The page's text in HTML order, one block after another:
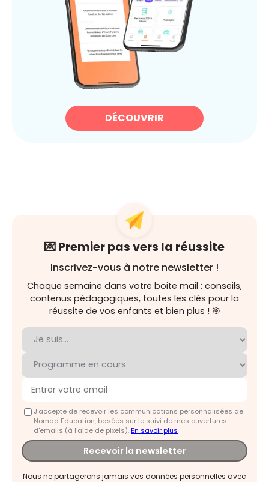
DÉCOUVRIR
💌 Premier pas vers la réussite
Inscrivez-vous à notre newsletter !
Chaque semaine dans votre boite mail : conseils,
contenus pédagogiques, toutes les clés pour la
réussite de vos enfants et bien plus ! 🎯
J'accepte de recevoir les communications personnalisées de
Nomad Education, basées sur le suivi de mes ouvertures
d'emails (à l’aide de pixels).En savoir plus
Recevoir la newsletter
Nous ne partagerons jamais vos données personnelles avec